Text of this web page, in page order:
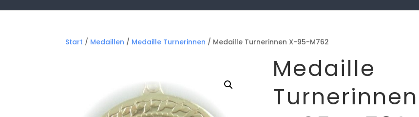
Start / Medaillen / Medaille Turnerinnen / Medaille Turnerinnen X-95-M762
Medaille
Turnerinnen